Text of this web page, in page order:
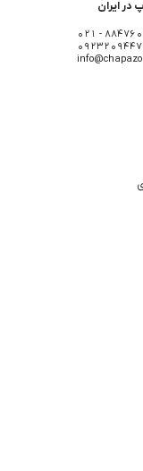
ایران
88476086 -